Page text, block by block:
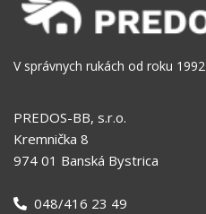
V správnych rukách od roku 1992
PREDOS-BB, s.r.o.
Kremnička 8
974 01 Banská Bystrica
048/416 23 49